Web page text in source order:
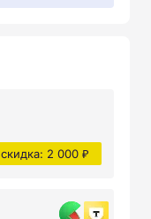
скидка: 2 000 ₽